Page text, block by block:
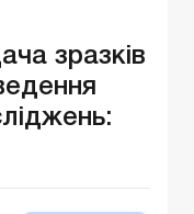
зразків